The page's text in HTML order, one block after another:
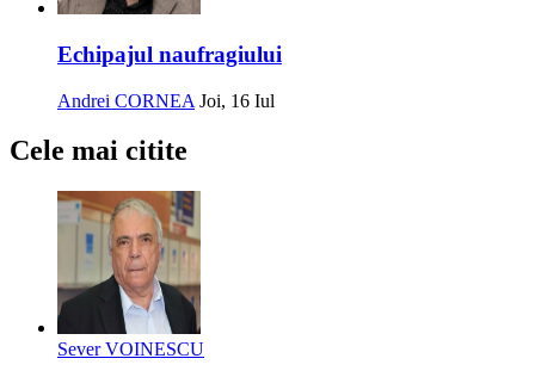
Echipajul naufragiului
Andrei CORNEA Joi, 16 Iul
Cele mai citite
Sever VOINESCU